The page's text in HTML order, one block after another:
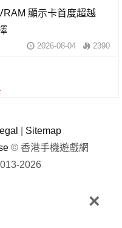
×
顯示卡首度超越
2026-08-04 2390
Sitemap
© 香港手機遊戲網
2026